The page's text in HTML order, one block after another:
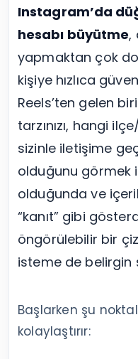
Instagram’da
hesabı büyütme,
yapmaktan çok
kişiye hızlıca
Reels’ten gelen
tarzınızı, hangi
sizinle iletişime
olduğunu görmek
olduğunda ve
“kanıt” gibi
öngörülebilir bir
isteme de belirgin
Başlarken şu
kolaylaştırır: